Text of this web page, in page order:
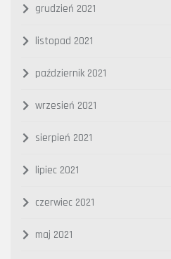
grudzień 2021
listopad 2021
październik 2021
wrzesień 2021
sierpień 2021
lipiec 2021
czerwiec 2021
maj 2021